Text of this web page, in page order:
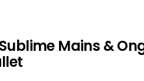
Mains &